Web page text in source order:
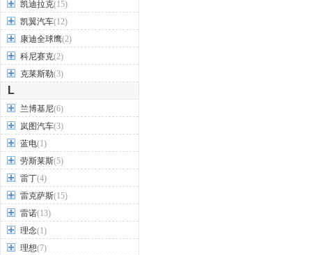
凯迪拉克(15)
凯翼汽车(12)
康迪全球鹰(2)
科尼赛克(2)
克莱斯勒(3)
L
兰博基尼(6)
岚图汽车(3)
蓝电(1)
劳斯莱斯(5)
雷丁(4)
雷克萨斯(15)
雷诺(13)
理念(1)
理想(7)